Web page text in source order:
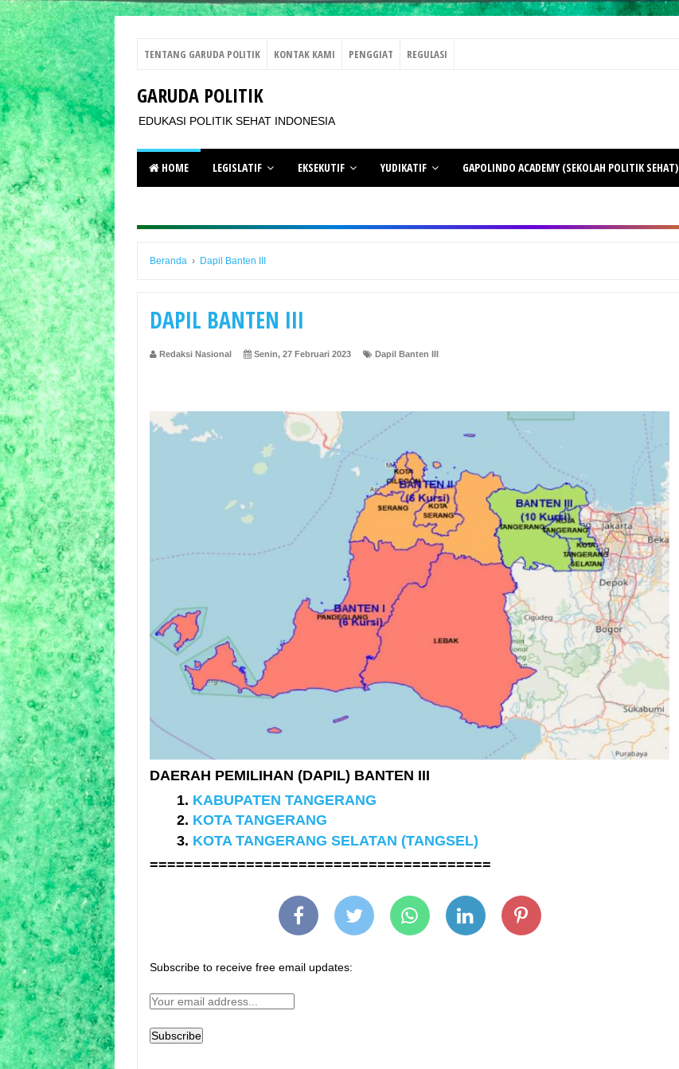
TENTANG GARUDA POLITIK KONTAK KAMI PENGGIAT REGULASI
GARUDA POLITIK
EDUKASI POLITIK SEHAT INDONESIA
HOME LEGISLATIF EKSEKUTIF YUDIKATIF GAPOLINDO ACADEMY (SEKOLAH POLITIK SEHAT)
Beranda › Dapil Banten III
DAPIL BANTEN III
Redaksi Nasional Senin, 27 Februari 2023 Dapil Banten III
DAERAH PEMILIHAN (DAPIL) BANTEN III
KABUPATEN TANGERANG
KOTA TANGERANG
KOTA TANGERANG SELATAN (TANGSEL)
=======================================
Subscribe to receive free email updates: